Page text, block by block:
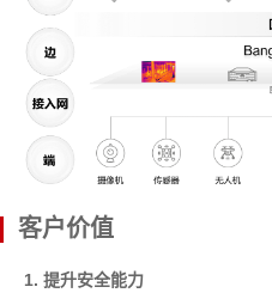
客户价值
1. 提升安全能力